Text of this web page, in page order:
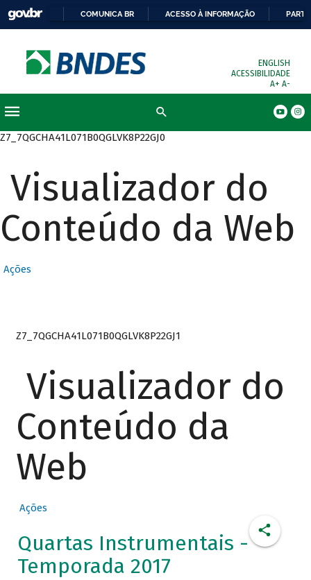
COMUNICA BR ACESSO À INFORMAÇÃO
ENGLISH
ACESSIBILIDADE
A+ A-
Z7_7QGCHA41L071B0QGLVK8P22GJ0
Visualizador do
Conteúdo da Web
Ações
Z7_7QGCHA41L071B0QGLVK8P22GJ1
Visualizador do
Conteúdo da
Web
Ações
Quartas Instrumentais -
Temporada 2017